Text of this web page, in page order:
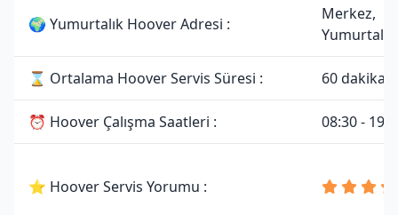
🌍 Yumurtalık Hoover Adresi :
Merkez,
⌛ Ortalama Hoover Servis Süresi : 60 dakika
⏰ Hoover Çalışma Saatleri : 08:30 -
⭐ Hoover Servis Yorumu :